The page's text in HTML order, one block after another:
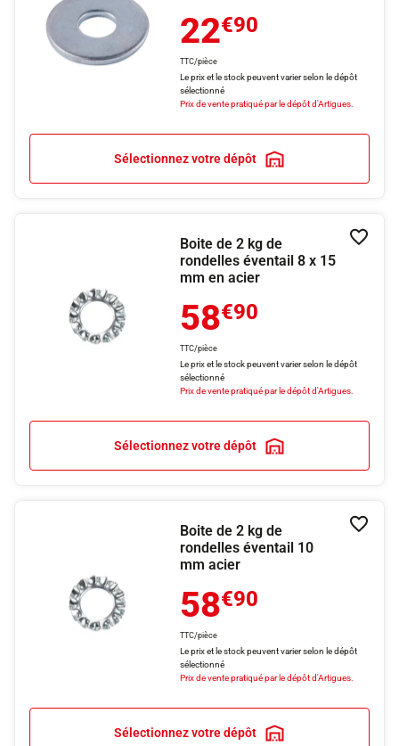
22€90
TTC/pièce
Le prix et le stock peuvent varier selon le dépôt
sélectionné
Prix de vente pratiqué par le dépôt d'Artigues.
Sélectionnez votre dépôt
Boite de 2 kg de
rondelles éventail 8 x 15
mm en acier
58€90
TTC/pièce
Le prix et le stock peuvent varier selon le dépôt
sélectionné
Prix de vente pratiqué par le dépôt d'Artigues.
Sélectionnez votre dépôt
Boite de 2 kg de
rondelles éventail 10
mm acier
58€90
TTC/pièce
Le prix et le stock peuvent varier selon le dépôt
sélectionné
Prix de vente pratiqué par le dépôt d'Artigues.
Sélectionnez votre dépôt